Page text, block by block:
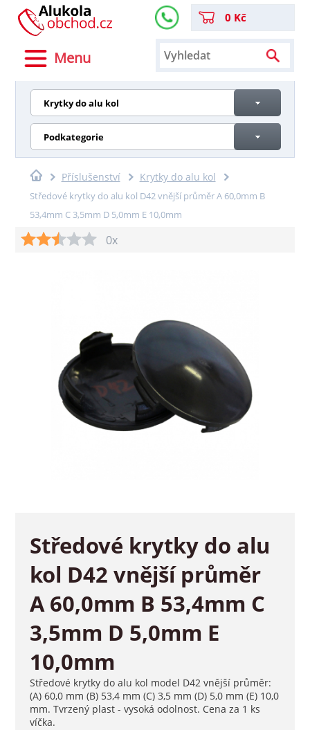
Menu
0 Kč
Krytky do alu kol
Podkategorie
Příslušenství Krytky do alu kol
Středové krytky do alu kol D42 vnější průměr A 60,0mm B
53,4mm C 3,5mm D 5,0mm E 10,0mm
0x
Středové krytky do alu
kol D42 vnější průměr
A 60,0mm B 53,4mm C
3,5mm D 5,0mm E
10,0mm
Středové krytky do alu kol model D42 vnější průměr:
(A) 60,0 mm (B) 53,4 mm (C) 3,5 mm (D) 5,0 mm (E) 10,0
mm. Tvrzený plast - vysoká odolnost. Cena za 1 ks
víčka.